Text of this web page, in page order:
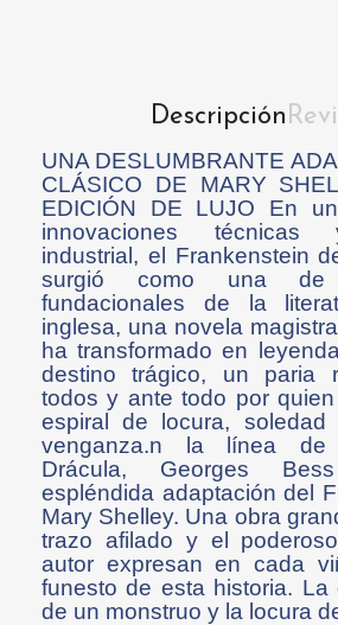
Descripción
UNA DESLUMBRANTE
CLÁSICO DE MARY
EDICIÓN DE LUJO En
innovaciones técnicas
industrial, el Frankenstein
surgió como una de
fundacionales de la
inglesa, una novela
ha transformado en
destino trágico, un paria
todos y ante todo por
espiral de locura, soledad
venganza.n la línea de
Drácula, Georges
espléndida adaptación del
Mary Shelley. Una obra
trazo afilado y el
autor expresan en cada
funesto de esta historia. La
de un monstruo y la locura